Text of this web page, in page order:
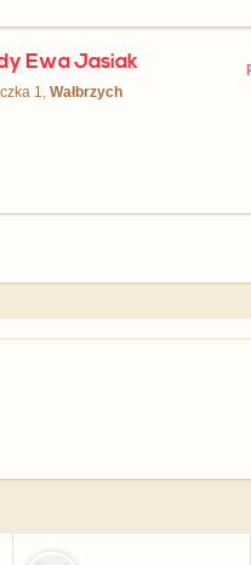
Ewa Jasiak
1, Wałbrzych